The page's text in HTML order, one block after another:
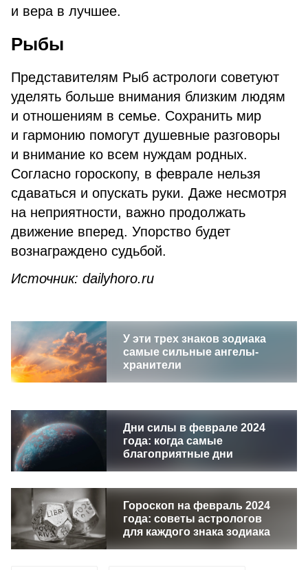
и вера в лучшее.
Рыбы
Представителям Рыб астрологи советуют
уделять больше внимания близким людям
и отношениям в семье. Сохранить мир
и гармонию помогут душевные разговоры
и внимание ко всем нуждам родных.
Согласно гороскопу, в феврале нельзя
сдаваться и опускать руки. Даже несмотря
на неприятности, важно продолжать
движение вперед. Упорство будет
вознаграждено судьбой.
Источник: dailyhoro.ru
У эти трех знаков зодиака
самые сильные ангелы-
хранители
Дни силы в феврале 2024
года: когда самые
благоприятные дни
Гороскоп на февраль 2024
года: советы астрологов
для каждого знака зодиака